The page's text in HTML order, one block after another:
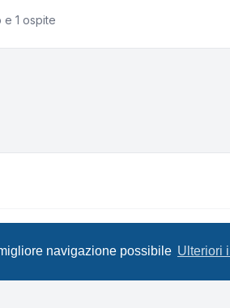
navigazione possibile Ulteriori
e 1 ospite